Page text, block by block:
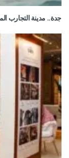
جدة.. مدينة التجارب